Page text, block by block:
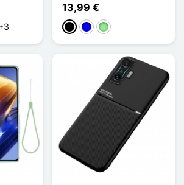
13,99 €
PretoAzulVerde claro